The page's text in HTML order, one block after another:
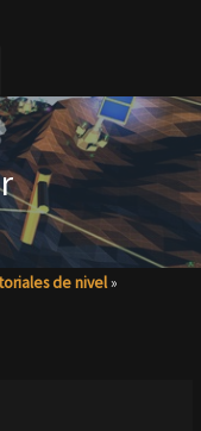
de nivel»